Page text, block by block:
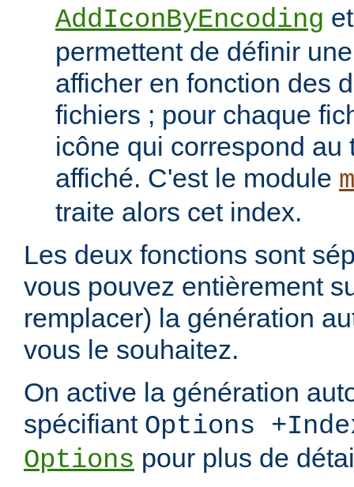
AddIconByEncoding
permettent de définir
afficher en fonction des
fichiers ; pour chaque
icône qui correspond au
affiché. C'est le module
traite alors cet index.
Les deux fonctions sont
vous pouvez entièrement
remplacer) la génération
vous le souhaitez.
On active la génération
spécifiant Options
Options pour plus de